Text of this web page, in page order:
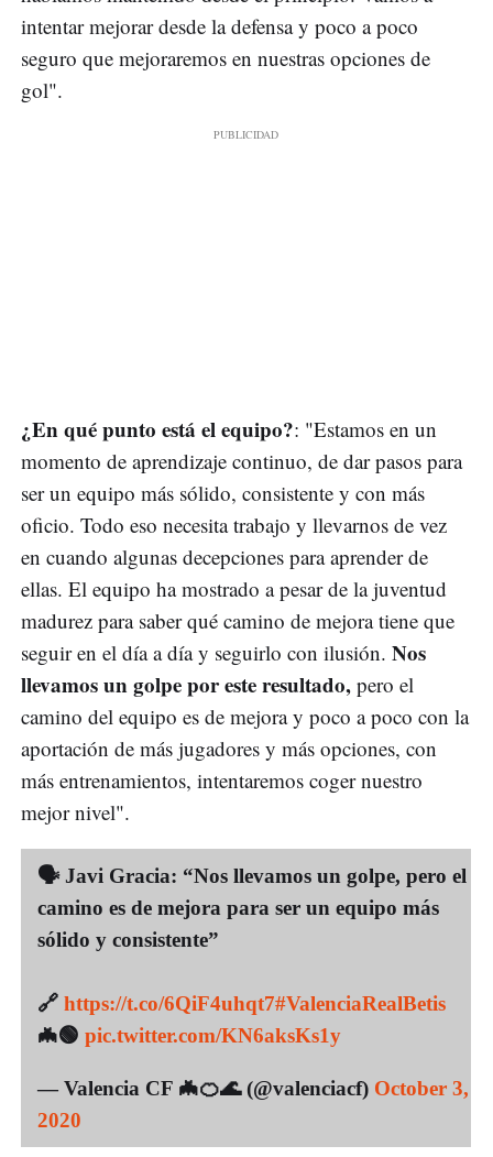
intentar mejorar desde la defensa y poco a poco
seguro que mejoraremos en nuestras opciones de
gol".
¿En qué punto está el equipo?: "Estamos en un
momento de aprendizaje continuo, de dar pasos para
ser un equipo más sólido, consistente y con más
oficio. Todo eso necesita trabajo y llevarnos de vez
en cuando algunas decepciones para aprender de
ellas. El equipo ha mostrado a pesar de la juventud
madurez para saber qué camino de mejora tiene que
seguir en el día a día y seguirlo con ilusión. Nos
llevamos un golpe por este resultado, pero el
camino del equipo es de mejora y poco a poco con la
aportación de más jugadores y más opciones, con
más entrenamientos, intentaremos coger nuestro
mejor nivel".
🗣️ Javi Gracia: “Nos llevamos un golpe, pero el
camino es de mejora para ser un equipo más
sólido y consistente”
🔗 https://t.co/6QiF4uhqt7#ValenciaRealBetis
🦇🟢 pic.twitter.com/KN6aksKs1y
— Valencia CF 🦇🍊🌊 (@valenciacf) October 3,
2020